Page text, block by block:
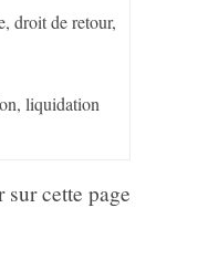
droit de retour,
liquidation
sur cette page